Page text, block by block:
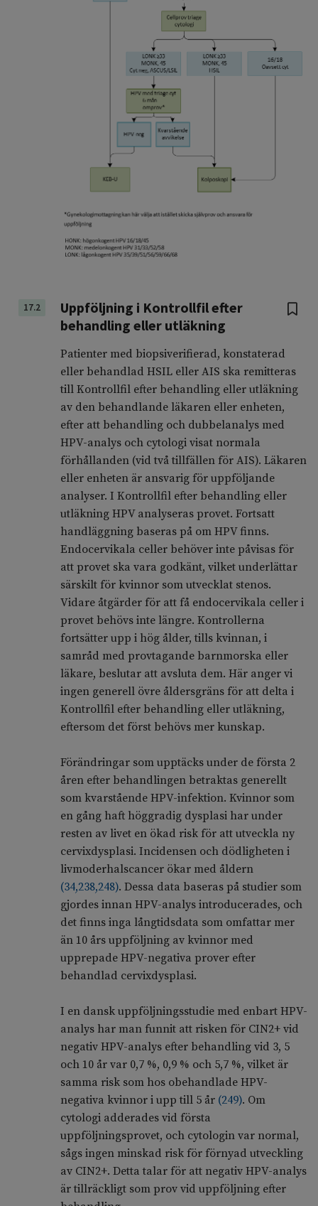
17.2
Uppföljning i Kontrollfil efter
behandling eller utläkning
Patienter med biopsiverifierad, konstaterad
eller behandlad HSIL eller AIS ska remitteras
till Kontrollfil efter behandling eller utläkning
av den behandlande läkaren eller enheten,
efter att behandling och dubbelanalys med
HPV-analys och cytologi visat normala
förhållanden (vid två tillfällen för AIS). Läkaren
eller enheten är ansvarig för uppföljande
analyser. I Kontrollfil efter behandling eller
utläkning HPV analyseras provet. Fortsatt
handläggning baseras på om HPV finns.
Endocervikala celler behöver inte påvisas för
att provet ska vara godkänt, vilket underlättar
särskilt för kvinnor som utvecklat stenos.
Vidare åtgärder för att få endocervikala celler i
provet behövs inte längre. Kontrollerna
fortsätter upp i hög ålder, tills kvinnan, i
samråd med provtagande barnmorska eller
läkare, beslutar att avsluta dem. Här anger vi
ingen generell övre åldersgräns för att delta i
Kontrollfil efter behandling eller utläkning,
eftersom det först behövs mer kunskap.
Förändringar som upptäcks under de första 2
åren efter behandlingen betraktas generellt
som kvarstående HPV-infektion. Kvinnor som
en gång haft höggradig dysplasi har under
resten av livet en ökad risk för att utveckla ny
cervixdysplasi. Incidensen och dödligheten i
livmoderhalscancer ökar med åldern
(34,238,248). Dessa data baseras på studier som
gjordes innan HPV-analys introducerades, och
det finns inga långtidsdata som omfattar mer
än 10 års uppföljning av kvinnor med
upprepade HPV-negativa prover efter
behandlad cervixdysplasi.
I en dansk uppföljningsstudie med enbart HPV-
analys har man funnit att risken för CIN2+ vid
negativ HPV-analys efter behandling vid 3, 5
och 10 år var 0,7 %, 0,9 % och 5,7 %, vilket är
samma risk som hos obehandlade HPV-
negativa kvinnor i upp till 5 år (249). Om
cytologi adderades vid första
uppföljningsprovet, och cytologin var normal,
sågs ingen minskad risk för förnyad utveckling
av CIN2+. Detta talar för att negativ HPV-analys
är tillräckligt som prov vid uppföljning efter